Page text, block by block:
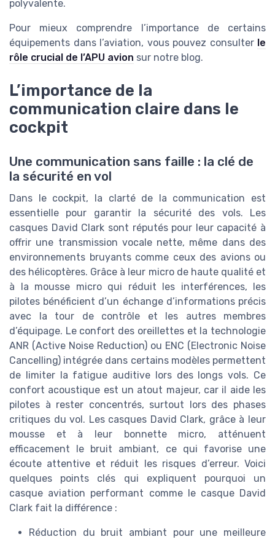
polyvalente.
Pour mieux comprendre l’importance de certains
équipements dans l’aviation, vous pouvez consulter le
rôle crucial de l’APU avion sur notre blog.
L’importance de la
communication claire dans le
cockpit
Une communication sans faille : la clé de
la sécurité en vol
Dans le cockpit, la clarté de la communication est
essentielle pour garantir la sécurité des vols. Les
casques David Clark sont réputés pour leur capacité à
offrir une transmission vocale nette, même dans des
environnements bruyants comme ceux des avions ou
des hélicoptères. Grâce à leur micro de haute qualité et
à la mousse micro qui réduit les interférences, les
pilotes bénéficient d’un échange d’informations précis
avec la tour de contrôle et les autres membres
d’équipage. Le confort des oreillettes et la technologie
ANR (Active Noise Reduction) ou ENC (Electronic Noise
Cancelling) intégrée dans certains modèles permettent
de limiter la fatigue auditive lors des longs vols. Ce
confort acoustique est un atout majeur, car il aide les
pilotes à rester concentrés, surtout lors des phases
critiques du vol. Les casques David Clark, grâce à leur
mousse et à leur bonnette micro, atténuent
efficacement le bruit ambiant, ce qui favorise une
écoute attentive et réduit les risques d’erreur. Voici
quelques points clés qui expliquent pourquoi un
casque aviation performant comme le casque David
Clark fait la différence :
Réduction du bruit ambiant pour une meilleure